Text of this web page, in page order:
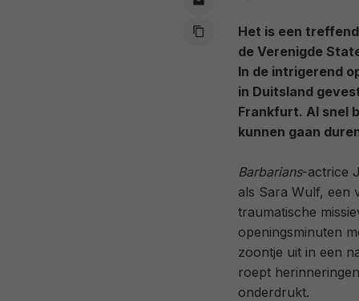
Het is een
de Verenigde
In de intrigerend
in Duitsland
Frankfurt. Al snel
kunnen gaan
Barbarians-actrice
als Sara Wulf, een
traumatische
openingsminuten
zoontje uit in een
roept
onderdrukt.